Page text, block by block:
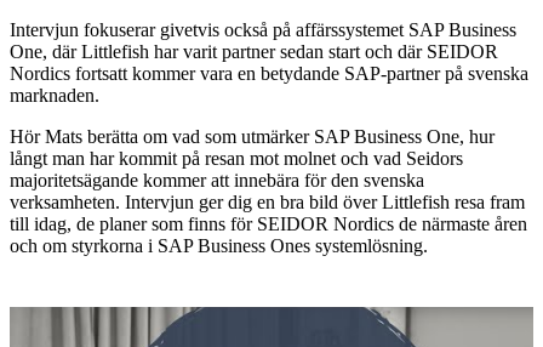
Intervjun fokuserar givetvis också på affärssystemet SAP Business
One, där Littlefish har varit partner sedan start och där SEIDOR
Nordics fortsatt kommer vara en betydande SAP-partner på svenska
marknaden.
Hör Mats berätta om vad som utmärker SAP Business One, hur
långt man har kommit på resan mot molnet och vad Seidors
majoritetsägande kommer att innebära för den svenska
verksamheten. Intervjun ger dig en bra bild över Littlefish resa fram
till idag, de planer som finns för SEIDOR Nordics de närmaste åren
och om styrkorna i SAP Business Ones systemlösning.